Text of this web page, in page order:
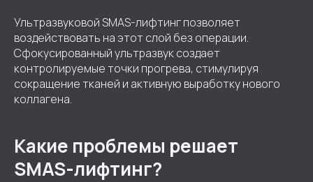
Ультразвуковой SMAS-лифтинг позволяет
воздействовать на этот слой без операции.
Сфокусированный ультразвук создает
контролируемые точки прогрева, стимулируя
сокращение тканей и активную выработку нового
коллагена.
Какие проблемы решает
SMAS-лифтинг?